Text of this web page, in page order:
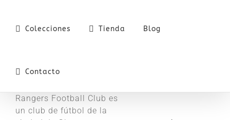
Colecciones Tienda Blog
Contacto
Rangers Football Club es
un club de fútbol de la